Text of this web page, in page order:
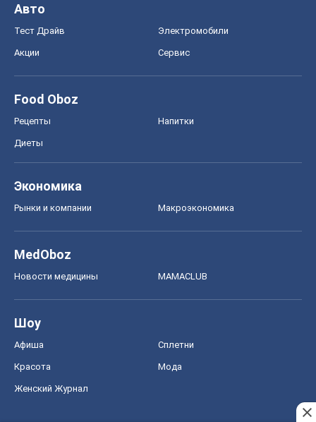
Авто
Тест Драйв Электромобили
Акции Сервис
Food Oboz
Рецепты Напитки
Диеты
Экономика
Рынки и компании Mакроэкономика
MedOboz
Новости медицины MAMACLUB
Шоу
Афиша Сплетни
Красота Мода
Женский Журнал